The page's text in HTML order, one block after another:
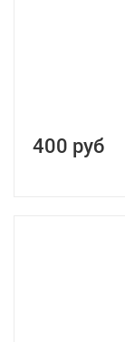
400 руб